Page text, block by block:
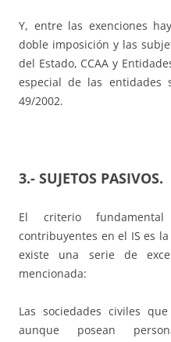
Y, entre las exenciones
doble imposición y las
del Estado, CCAA y
especial de las entidades
49/2002.
3.- SUJETOS PASIVOS.
El criterio
contribuyentes en el IS es
existe una serie de
mencionada:
Las sociedades civiles
aunque posean